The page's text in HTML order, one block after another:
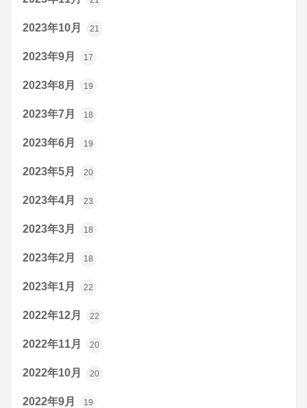
2023年10月 21
2023年9月 17
2023年8月 19
2023年7月 18
2023年6月 19
2023年5月 20
2023年4月 23
2023年3月 18
2023年2月 18
2023年1月 22
2022年12月 22
2022年11月 20
2022年10月 20
2022年9月 19